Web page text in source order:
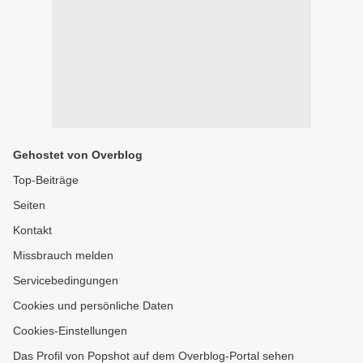
Gehostet von Overblog
Top-Beiträge
Seiten
Kontakt
Missbrauch melden
Servicebedingungen
Cookies und persönliche Daten
Cookies-Einstellungen
Das Profil von Popshot auf dem Overblog-Portal sehen